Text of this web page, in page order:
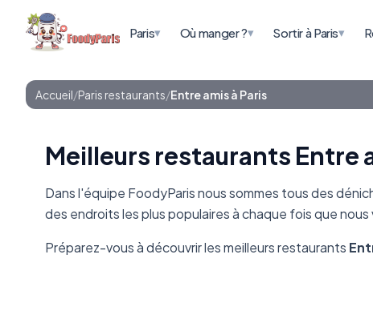
Paris▾ Où manger ?▾ Sortir à Paris▾
Accueil/Paris restaurants/Entre amis à Paris
Meilleurs restaurants Entre
Dans l'équipe FoodyParis nous sommes tous des
des endroits les plus populaires à chaque fois que
Préparez-vous à découvrir les meilleurs restaurants